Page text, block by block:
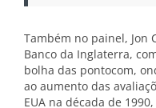
Também no painel, Jon
Banco da Inglaterra,
bolha das pontocom,
ao aumento das
EUA na década de